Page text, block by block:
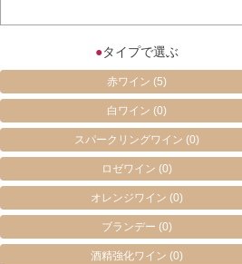
●タイプで選ぶ
赤ワイン(5)
白ワイン(0)
スパークリングワイン(0)
ロゼワイン(0)
オレンジワイン(0)
ブランデー(0)
酒精強化ワイン(0)